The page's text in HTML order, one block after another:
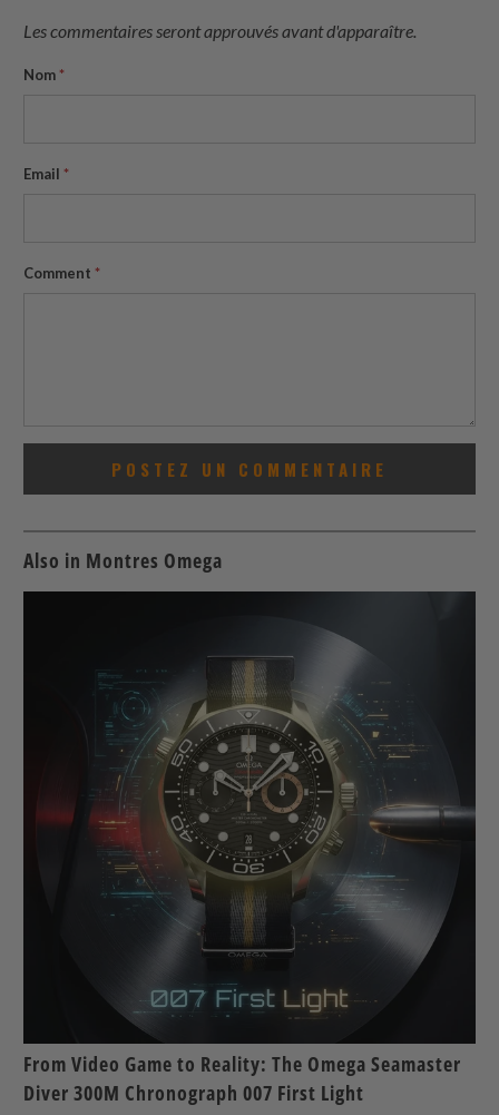
Les commentaires seront approuvés avant d'apparaître.
Nom *
Email *
Comment *
Also in Montres Omega
From Video Game to Reality: The Omega Seamaster
Diver 300M Chronograph 007 First Light